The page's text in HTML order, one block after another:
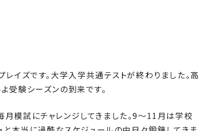
レイズです。大学入学共通テストが終わりました。高
受験シーズンの到来です。
模試にチャレンジしてきました。9～11月は学校